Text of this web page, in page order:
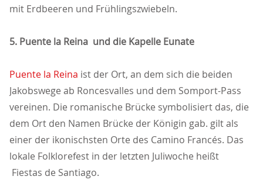
mit Erdbeeren und Frühlingszwiebeln.
5. Puente la Reina und die Kapelle Eunate
Puente la Reina ist der Ort, an dem sich die beiden
Jakobswege ab Roncesvalles und dem Somport-Pass
vereinen. Die romanische Brücke symbolisiert das, die
dem Ort den Namen Brücke der Königin gab. gilt als
einer der ikonischsten Orte des Camino Francés. Das
lokale Folklorefest in der letzten Juliwoche heißt
Fiestas de Santiago.